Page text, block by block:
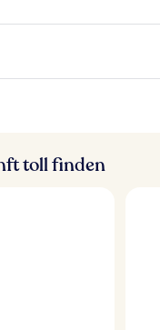
toll finden